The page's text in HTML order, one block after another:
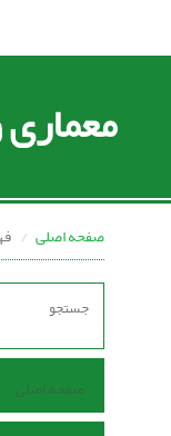
صفحه اصلی
صفحه اصلی